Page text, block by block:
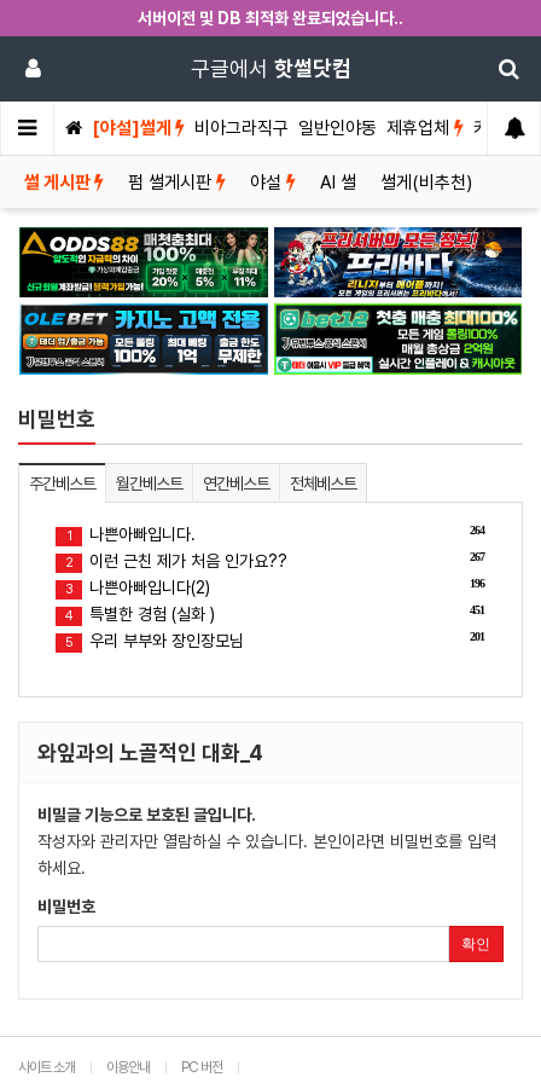
서버이전 및 DB 최적화 완료되었습니다..
구글에서 핫썰닷컴
[야설]썰게 비아그라직구 일반인야동 제휴업체 커뮤니티
썰 게시판 펌 썰게시판 야설 AI 썰 썰게(비추천)
비밀번호
주간베스트 월간베스트 연간베스트 전체베스트
264
1 나쁜아빠입니다.
267
2 이런 근친 제가 처음 인가요??
196
3 나쁜아빠입니다(2)
451
4 특별한 경험 (실화 )
201
5 우리 부부와 장인장모님
와잎과의 노골적인 대화_4
비밀글 기능으로 보호된 글입니다.
작성자와 관리자만 열람하실 수 있습니다. 본인이라면 비밀번호를 입력
하세요.
비밀번호
확인
사이트 소개 이용안내 PC 버전